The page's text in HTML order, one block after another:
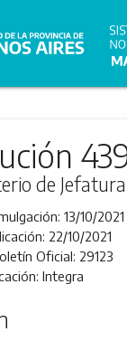
de
13/10/2021
22/10/2021
Oficial: 29123
Integra